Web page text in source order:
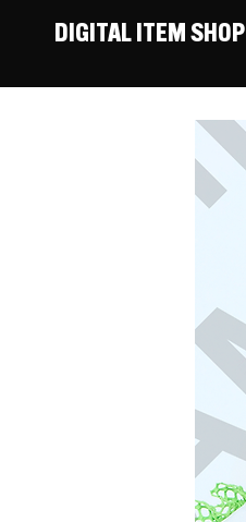
DIGITAL ITEM SHOP